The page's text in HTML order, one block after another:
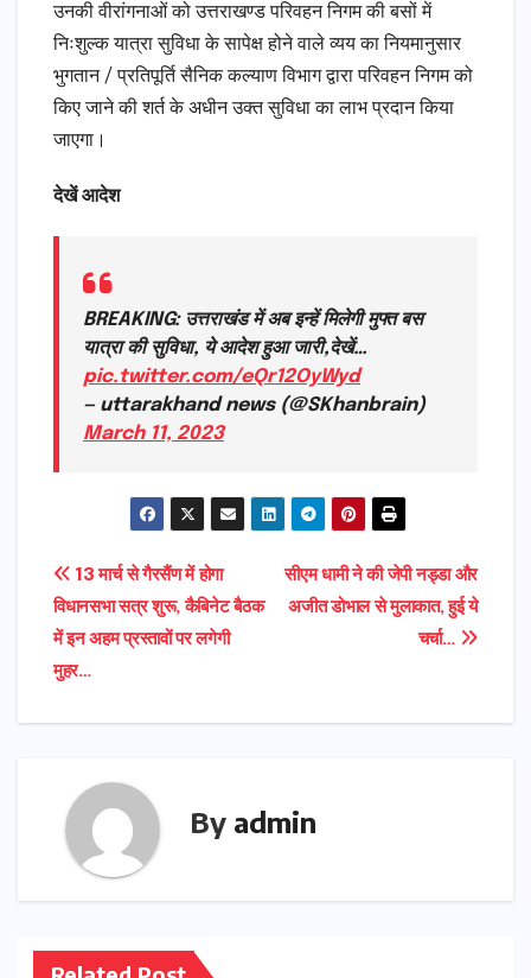
उनकी वीरांगनाओं को उत्तराखण्ड परिवहन निगम की बसों में
निःशुल्क यात्रा सुविधा के सापेक्ष होने वाले व्यय का नियमानुसार
भुगतान / प्रतिपूर्ति सैनिक कल्याण विभाग द्वारा परिवहन निगम को
किए जाने की शर्त के अधीन उक्त सुविधा का लाभ प्रदान किया
जाएगा।
देखें आदेश
BREAKING: उत्तराखंड में अब इन्हें मिलेगी मुफ्त बस
यात्रा की सुविधा, ये आदेश हुआ जारी,देखें…
pic.twitter.com/eQr12OyWyd
— uttarakhand news (@SKhanbrain)
March 11, 2023
Post
navigation
सीएम धामी ने की जेपी नड्डा और
अजीत डोभाल से मुलाकात, हुई ये
चर्चा…
13 मार्च से गैरसैंण में होगा
विधानसभा सत्र शुरू, कैबिनेट बैठक
में इन अहम प्रस्तावों पर लगेगी
मुहर…
By admin